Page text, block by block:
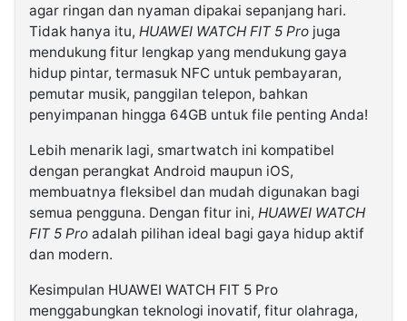
agar ringan dan nyaman dipakai sepanjang hari.
Tidak hanya itu, HUAWEI WATCH FIT 5 Pro juga
mendukung fitur lengkap yang mendukung gaya
hidup pintar, termasuk NFC untuk pembayaran,
pemutar musik, panggilan telepon, bahkan
penyimpanan hingga 64GB untuk file penting Anda!
Lebih menarik lagi, smartwatch ini kompatibel
dengan perangkat Android maupun iOS,
membuatnya fleksibel dan mudah digunakan bagi
semua pengguna. Dengan fitur ini, HUAWEI WATCH
FIT 5 Pro adalah pilihan ideal bagi gaya hidup aktif
dan modern.
Kesimpulan HUAWEI WATCH FIT 5 Pro
menggabungkan teknologi inovatif, fitur olahraga,